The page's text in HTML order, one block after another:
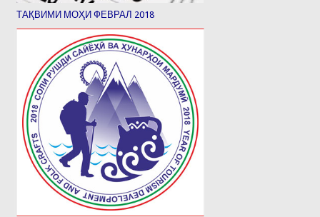
ТАҚВИМИ МОҲИ ФЕВРАЛ 2018